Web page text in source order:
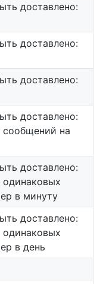
доставлено:
доставлено:
доставлено:
доставлено:
сообщений на
доставлено:
в минуту
доставлено:
в день